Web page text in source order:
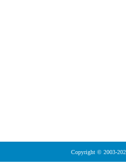
Copyright © 2003-